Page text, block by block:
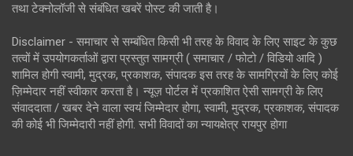
तथा टेक्नोलॉजी से संबंधित खबरें पोस्ट की जाती है।
Disclaimer - समाचार से सम्बंधित किसी भी तरह के विवाद के लिए साइट के कुछ
तत्वों में उपयोगकर्ताओं द्वारा प्रस्तुत सामग्री ( समाचार / फोटो / विडियो आदि )
शामिल होगी स्वामी, मुद्रक, प्रकाशक, संपादक इस तरह के सामग्रियों के लिए कोई
ज़िम्मेदार नहीं स्वीकार करता है। न्यूज़ पोर्टल में प्रकाशित ऐसी सामग्री के लिए
संवाददाता / खबर देने वाला स्वयं जिम्मेदार होगा, स्वामी, मुद्रक, प्रकाशक, संपादक
की कोई भी जिम्मेदारी नहीं होगी. सभी विवादों का न्यायक्षेत्र रायपुर होगा